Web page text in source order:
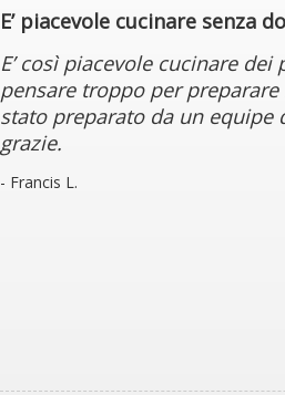
E’ piacevole cucinare senza
E’ così piacevole cucinare
pensare troppo per
stato preparato da un
grazie.
- Francis L.